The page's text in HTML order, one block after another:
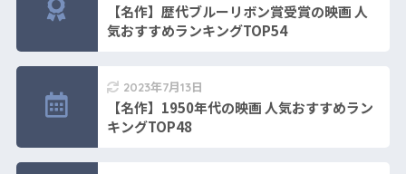
【名作】歴代ブルーリボン賞受賞の映画 人
気おすすめランキングTOP54
2023年7月13日
【名作】1950年代の映画 人気おすすめラン
キングTOP48